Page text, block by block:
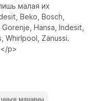
малая их
Beko, Bosch,
Hansa, Indesit,
Whirlpool, Zanussi.
p>
машины